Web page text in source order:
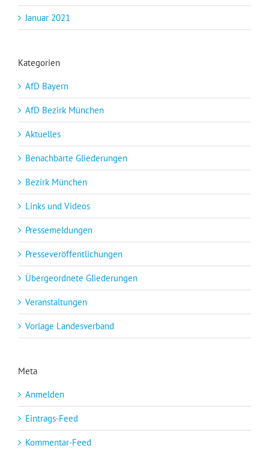
Januar 2021
Kategorien
AfD Bayern
AfD Bezirk München
Aktuelles
Benachbarte Gliederungen
Bezirk München
Links und Videos
Pressemeldungen
Presseveröffentlichungen
Übergeordnete Gliederungen
Veranstaltungen
Vorlage Landesverband
Meta
Anmelden
Eintrags-Feed
Kommentar-Feed